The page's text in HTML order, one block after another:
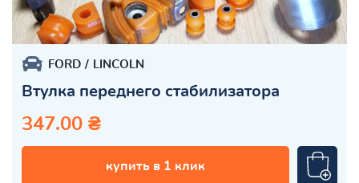
FORD LINCOLN
Втулка переднего стабилизатора
347.00 ₴
купить в 1 клик